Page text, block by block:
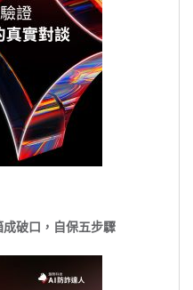
破口，自保五步驟